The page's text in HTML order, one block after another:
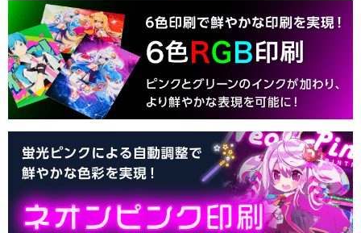
2025/10/1
【屋内用ポスター印刷（オンデマンド）】「パ
ウチ加工」について重要なお知らせ
2025/9/24
【フルカラータオル印刷】について重要なお知
らせ
2025/9/3
【屋内用ポスター印刷（オンデマンド）】「パ
ウチ加工」受注再開のお知らせ
2025/8/28
【屋内用ポスター印刷（オンデマンド）】「パ
ウチ加工」について重要なお知らせ
2025/8/23
【サーモ ステンレスタンブラー】について重
要なお知らせ
2025/8/22
【布タペストリー】のご注文受付を再開いたし
ました